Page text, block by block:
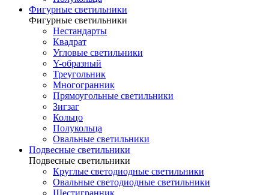
Фигурные светильники
Фигурные светильники
Нестандарты
Квадрат
Угловые светильники
Y-образный
Треугольник
Многогранник
Прямоугольные светильники
Зигзаг
Кольцо
Полукольца
Овальные светильники
Подвесные светильники
Подвесные светильники
Круглые светодиодные светильники
Овальные светодиодные светильники
Шестигранник